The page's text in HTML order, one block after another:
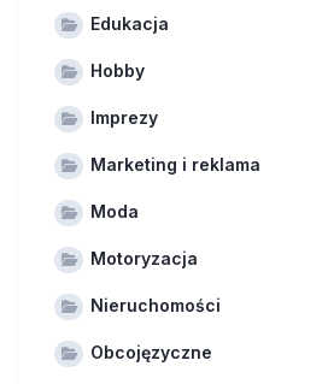
Edukacja
Hobby
Imprezy
Marketing i reklama
Moda
Motoryzacja
Nieruchomości
Obcojęzyczne